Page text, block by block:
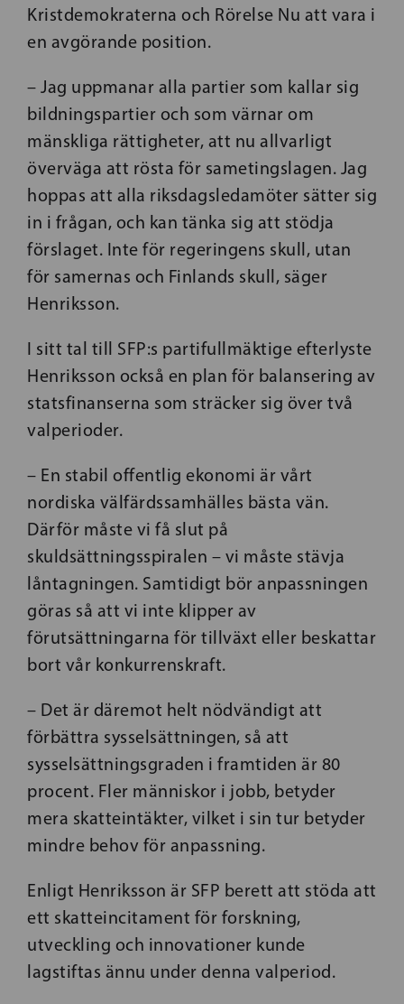
Kristdemokraterna och Rörelse Nu att vara i
en avgörande position.
– Jag uppmanar alla partier som kallar sig
bildningspartier och som värnar om
mänskliga rättigheter, att nu allvarligt
överväga att rösta för sametingslagen. Jag
hoppas att alla riksdagsledamöter sätter sig
in i frågan, och kan tänka sig att stödja
förslaget. Inte för regeringens skull, utan
för samernas och Finlands skull, säger
Henriksson.
I sitt tal till SFP:s partifullmäktige efterlyste
Henriksson också en plan för balansering av
statsfinanserna som sträcker sig över två
valperioder.
– En stabil offentlig ekonomi är vårt
nordiska välfärdssamhälles bästa vän.
Därför måste vi få slut på
skuldsättningsspiralen – vi måste stävja
låntagningen. Samtidigt bör anpassningen
göras så att vi inte klipper av
förutsättningarna för tillväxt eller beskattar
bort vår konkurrenskraft.
– Det är däremot helt nödvändigt att
förbättra sysselsättningen, så att
sysselsättningsgraden i framtiden är 80
procent. Fler människor i jobb, betyder
mera skatteintäkter, vilket i sin tur betyder
mindre behov för anpassning.
Enligt Henriksson är SFP berett att stöda att
ett skatteincitament för forskning,
utveckling och innovationer kunde
lagstiftas ännu under denna valperiod.